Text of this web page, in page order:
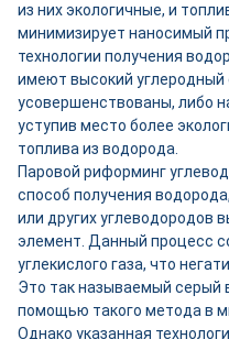
из них экологичные, и
минимизирует наносимый
технологии получения
имеют высокий углеродный
усовершенствованы, либо
уступив место более
топлива из водорода.
Паровой риформинг
способ получения
или других углеводородов
элемент. Данный процесс
углекислого газа, что
Это так называемый серый
помощью такого метода в
Однако указанная